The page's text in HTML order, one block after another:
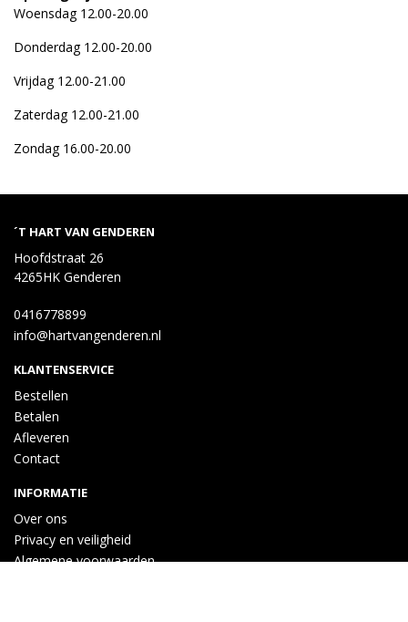
Woensdag 12.00-20.00
Donderdag 12.00-20.00
Vrijdag 12.00-21.00
Zaterdag 12.00-21.00
Zondag 16.00-20.00
´T HART VAN GENDEREN
Hoofdstraat 26
4265HK Genderen
0416778899
info@hartvangenderen.nl
KLANTENSERVICE
Bestellen
Betalen
Afleveren
Contact
INFORMATIE
Over ons
Privacy en veiligheid
Algemene voorwaarden